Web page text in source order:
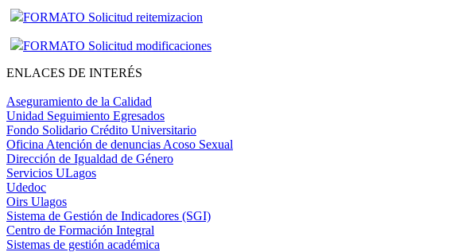
FORMATO Solicitud reitemizacion
FORMATO Solicitud modificaciones
ENLACES DE INTERÉS
Aseguramiento de la Calidad
Unidad Seguimiento Egresados
Fondo Solidario Crédito Universitario
Oficina Atención de denuncias Acoso Sexual
Dirección de Igualdad de Género
Servicios ULagos
Udedoc
Oirs Ulagos
Sistema de Gestión de Indicadores (SGI)
Centro de Formación Integral
Sistemas de gestión académica